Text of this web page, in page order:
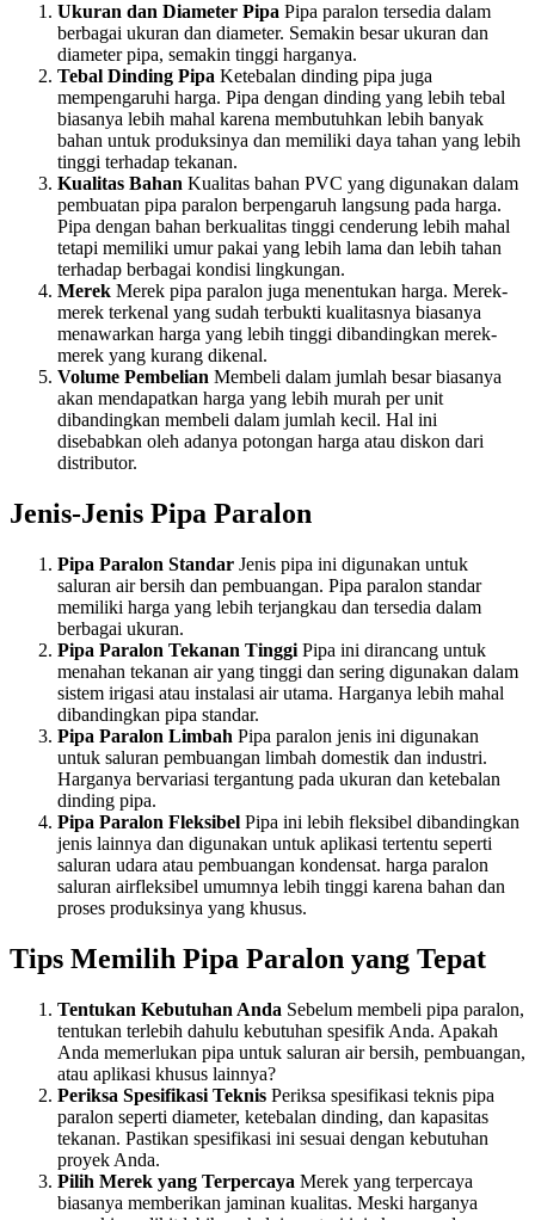
Ukuran dan Diameter Pipa Pipa paralon tersedia dalam
berbagai ukuran dan diameter. Semakin besar ukuran dan
diameter pipa, semakin tinggi harganya.
Tebal Dinding Pipa Ketebalan dinding pipa juga
mempengaruhi harga. Pipa dengan dinding yang lebih tebal
biasanya lebih mahal karena membutuhkan lebih banyak
bahan untuk produksinya dan memiliki daya tahan yang lebih
tinggi terhadap tekanan.
Kualitas Bahan Kualitas bahan PVC yang digunakan dalam
pembuatan pipa paralon berpengaruh langsung pada harga.
Pipa dengan bahan berkualitas tinggi cenderung lebih mahal
tetapi memiliki umur pakai yang lebih lama dan lebih tahan
terhadap berbagai kondisi lingkungan.
Merek Merek pipa paralon juga menentukan harga. Merek-
merek terkenal yang sudah terbukti kualitasnya biasanya
menawarkan harga yang lebih tinggi dibandingkan merek-
merek yang kurang dikenal.
Volume Pembelian Membeli dalam jumlah besar biasanya
akan mendapatkan harga yang lebih murah per unit
dibandingkan membeli dalam jumlah kecil. Hal ini
disebabkan oleh adanya potongan harga atau diskon dari
distributor.
Jenis-Jenis Pipa Paralon
Pipa Paralon Standar Jenis pipa ini digunakan untuk
saluran air bersih dan pembuangan. Pipa paralon standar
memiliki harga yang lebih terjangkau dan tersedia dalam
berbagai ukuran.
Pipa Paralon Tekanan Tinggi Pipa ini dirancang untuk
menahan tekanan air yang tinggi dan sering digunakan dalam
sistem irigasi atau instalasi air utama. Harganya lebih mahal
dibandingkan pipa standar.
Pipa Paralon Limbah Pipa paralon jenis ini digunakan
untuk saluran pembuangan limbah domestik dan industri.
Harganya bervariasi tergantung pada ukuran dan ketebalan
dinding pipa.
Pipa Paralon Fleksibel Pipa ini lebih fleksibel dibandingkan
jenis lainnya dan digunakan untuk aplikasi tertentu seperti
saluran udara atau pembuangan kondensat. harga paralon
saluran airfleksibel umumnya lebih tinggi karena bahan dan
proses produksinya yang khusus.
Tips Memilih Pipa Paralon yang Tepat
Tentukan Kebutuhan Anda Sebelum membeli pipa paralon,
tentukan terlebih dahulu kebutuhan spesifik Anda. Apakah
Anda memerlukan pipa untuk saluran air bersih, pembuangan,
atau aplikasi khusus lainnya?
Periksa Spesifikasi Teknis Periksa spesifikasi teknis pipa
paralon seperti diameter, ketebalan dinding, dan kapasitas
tekanan. Pastikan spesifikasi ini sesuai dengan kebutuhan
proyek Anda.
Pilih Merek yang Terpercaya Merek yang terpercaya
biasanya memberikan jaminan kualitas. Meski harganya